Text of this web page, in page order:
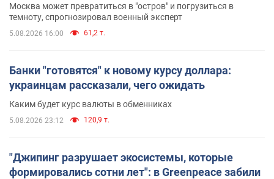
Москва может превратиться в "остров" и погрузиться в
темноту, спрогнозировал военный эксперт
5.08.2026 16:00 61,2 т.
Банки "готовятся" к новому курсу доллара:
украинцам рассказали, чего ожидать
Каким будет курс валюты в обменниках
5.08.2026 23:12 120,9 т.
"Джипинг разрушает экосистемы, которые
формировались сотни лет": в Greenpeace забили